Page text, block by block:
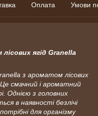
Оплата Умови
ягід Granella
з ароматом лісових
Це смачний і ароматний
Однією з головних
в наявності безлічі
для організму